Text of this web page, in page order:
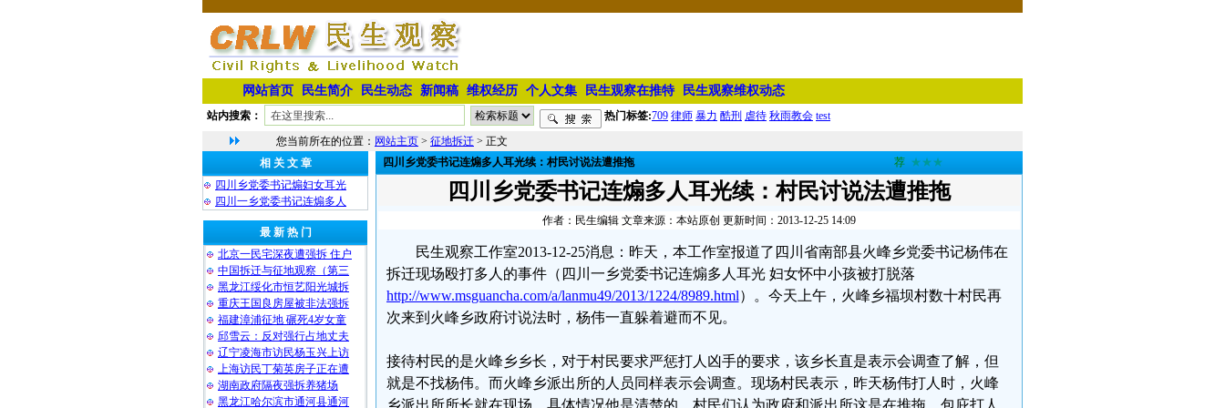
网站首页 民生简介 民生动态 新闻稿 维权经历 个人文集 民生观察在推特 民生观察维权动态
站内搜索： 热门标签:709 律师 暴力 酷刑 虐待 秋雨教会 test
您当前所在的位置： 网站主页 > 征地拆迁 > 正文
相 关 文 章
四川乡党委书记煽妇女耳光
四川一乡党委书记连煽多人
最 新 热 门
北京一民宅深夜遭强拆 住户
中国拆迁与征地观察（第三
黑龙江绥化市恒艺阳光城拆
重庆王国良房屋被非法强拆
福建漳浦征地 碾死4岁女童
邱雪云：反对强行占地丈夫
辽宁凌海市访民杨玉兴上访
上海访民丁菊英房子正在遭
湖南政府隔夜强拆养猪场
黑龙江哈尔滨市通河县通河
四川乡党委书记连煽多人耳光续：村民讨说法遭推拖 荐 ★★★
四川乡党委书记连煽多人耳光续：村民讨说法遭推拖
作者：民生编辑 文章来源：本站原创 更新时间：2013-12-25 14:09
民生观察工作室2013-12-25消息：昨天，本工作室报道了四川省南部县火峰乡党委书记杨伟在
拆迁现场殴打多人的事件（四川一乡党委书记连煽多人耳光 妇女怀中小孩被打脱落
http://www.msguancha.com/a/lanmu49/2013/1224/8989.html）。今天上午，火峰乡福坝村数十村民再
次来到火峰乡政府讨说法时，杨伟一直躲着避而不见。
接待村民的是火峰乡乡长，对于村民要求严惩打人凶手的要求，该乡长直是表示会调查了解，但
就是不找杨伟。而火峰乡派出所的人员同样表示会调查。现场村民表示，昨天杨伟打人时，火峰
乡派出所所长就在现场，具体情况他是清楚的。村民们认为政府和派出所这是在推拖、包庇打人